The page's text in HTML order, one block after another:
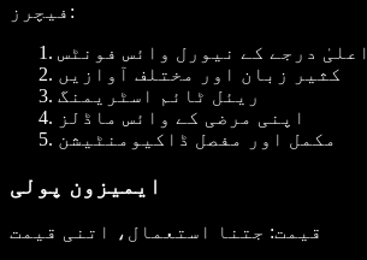
فیچرز :
اعلیٰ درجے کے نیورل وائس فونٹس
کثیر زبان اور مختلف آوازیں
ریئل ٹائم اسٹریمنگ
اپنی مرضی کے وائس ماڈلز
مکمل اور مفصل ڈاکیومنٹیشن
ایمیزون پولی
قیمت: جتنا استعمال، اتنی قیمت